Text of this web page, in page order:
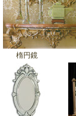
楕円鏡